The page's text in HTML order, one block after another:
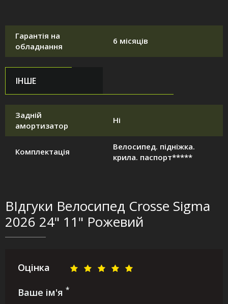
Гарантія на
обладнання
6 місяців
ІНШЕ
Задній
амортизатор
Ні
Комплектація
Велосипед. підніжка.
крила. паспорт*****
ВІдгуки Велосипед Crosse Sigma
2026 24" 11" Рожевий
Оцінка
Ваше ім'я *